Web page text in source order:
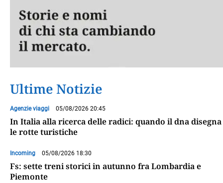
Ultime Notizie
Agenzie viaggi 05/08/2026 20:45
In Italia alla ricerca delle radici: quando il dna disegna
le rotte turistiche
Incoming 05/08/2026 18:30
Fs: sette treni storici in autunno fra Lombardia e
Piemonte